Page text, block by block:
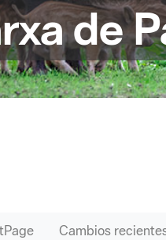
de
Cambios